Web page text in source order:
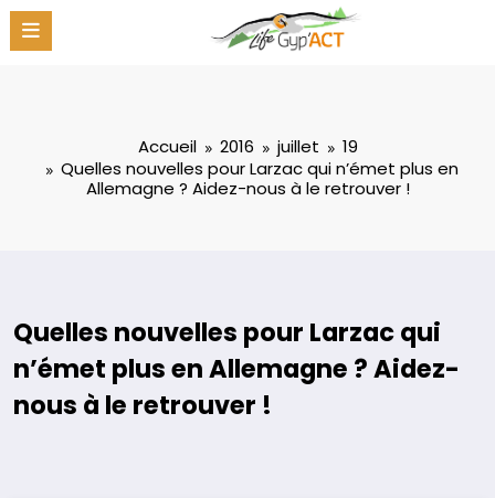
Aller
contenu
Accueil 2016 juillet
19
Quelles nouvelles pour Larzac qui n’émet plus en
Allemagne ? Aidez-nous à le retrouver !
Quelles nouvelles pour Larzac qui
n’émet plus en Allemagne ? Aidez-
nous à le retrouver !